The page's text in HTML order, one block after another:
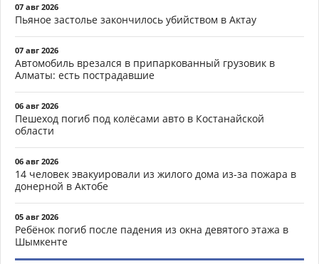
07 авг 2026
Пьяное застолье закончилось убийством в Актау
07 авг 2026
Автомобиль врезался в припаркованный грузовик в
Алматы: есть пострадавшие
06 авг 2026
Пешеход погиб под колёсами авто в Костанайской
области
06 авг 2026
14 человек эвакуировали из жилого дома из-за пожара в
донерной в Актобе
05 авг 2026
Ребёнок погиб после падения из окна девятого этажа в
Шымкенте